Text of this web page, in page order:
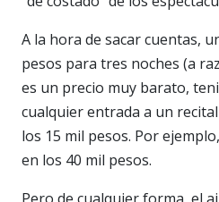
A la hora de sacar cuentas,
pesos para tres noches (a
es un precio muy barato,
cualquier entrada a un
los 15 mil pesos. Por
en los 40 mil pesos.